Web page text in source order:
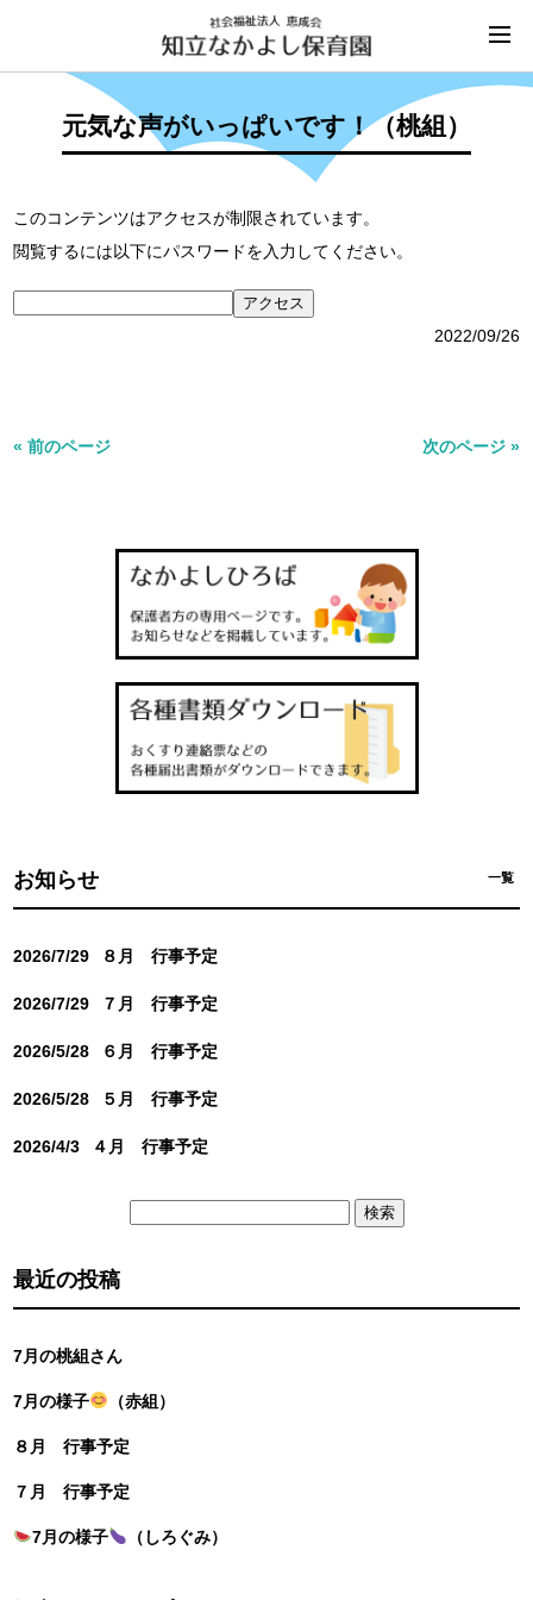
元気な声がいっぱいです！（桃組）
このコンテンツはアクセスが制限されています。
閲覧するには以下にパスワードを入力してください。
2022/09/26
« 前のページ 次のページ »
お知らせ 一覧
2026/7/29 ８月 行事予定
2026/7/29 ７月 行事予定
2026/5/28 ６月 行事予定
2026/5/28 ５月 行事予定
2026/4/3 ４月 行事予定
最近の投稿
7月の桃組さん
7月の様子 （赤組）
８月 行事予定
７月 行事予定
7月の様子 （しろぐみ）